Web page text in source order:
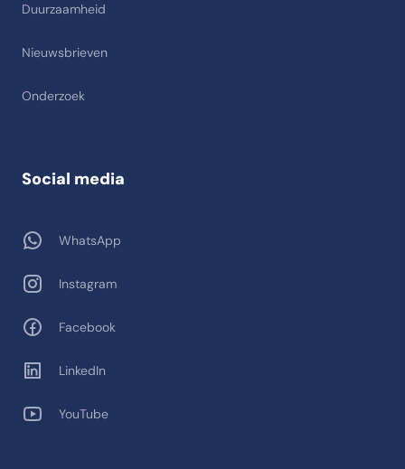
Duurzaamheid
Nieuwsbrieven
Onderzoek
Social media
WhatsApp
Instagram
Facebook
LinkedIn
YouTube